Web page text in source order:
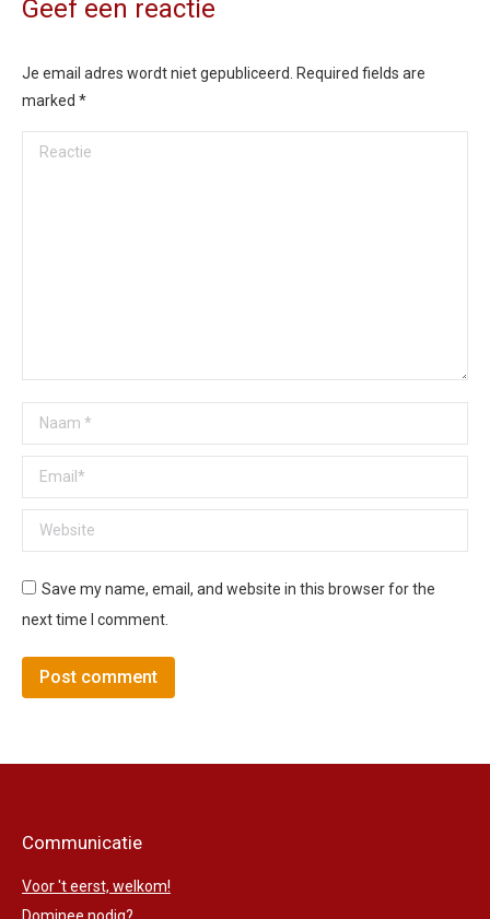
Geef een reactie
Je email adres wordt niet gepubliceerd. Required fields are
marked *
Reactie
Naam *
Email *
Website
Save my name, email, and website in this browser for the
next time I comment.
Post comment
Communicatie
Voor 't eerst, welkom!